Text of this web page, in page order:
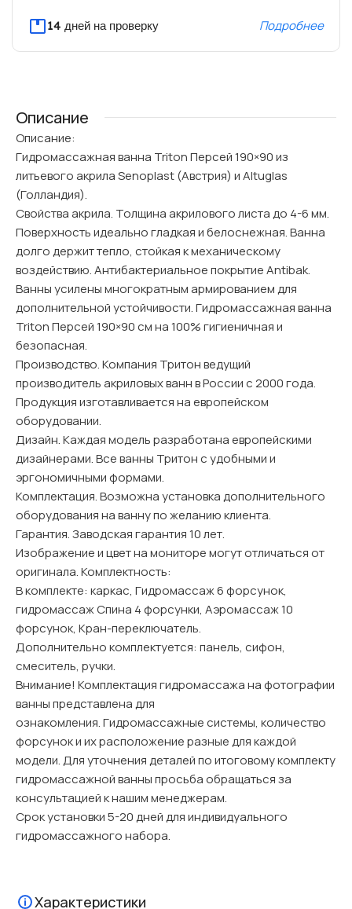
14 дней на проверку Подробнее
Описание
Описание:
Гидромассажная ванна Triton Персей 190×90 из
литьевого акрила Senoplast (Австрия) и Altuglas
(Голландия).
Свойства акрила. Толщина акрилового листа до 4-6 мм.
Поверхность идеально гладкая и белоснежная. Ванна
долго держит тепло, стойкая к механическому
воздействию. Антибактериальное покрытие Antibak.
Ванны усилены многократным армированием для
дополнительной устойчивости. Гидромассажная ванна
Triton Персей 190×90 см на 100% гигиеничная и
безопасная.
Производство. Компания Тритон ведущий
производитель акриловых ванн в России c 2000 года.
Продукция изготавливается на европейском
оборудовании.
Дизайн. Каждая модель разработана европейскими
дизайнерами. Все ванны Тритон с удобными и
эргономичными формами.
Комплектация. Возможна установка дополнительного
оборудования на ванну по желанию клиента.
Гарантия. Заводская гарантия 10 лет.
Изображение и цвет на мониторе могут отличаться от
оригинала. Комплектность:
В комплекте: каркас, Гидромассаж 6 форсунок,
гидромассаж Спина 4 форсунки, Аэромассаж 10
форсунок, Кран-переключатель.
Дополнительно комплектуется: панель, сифон,
смеситель, ручки.
Внимание! Комплектация гидромассажа на фотографии
ванны представлена для
ознакомления. Гидромассажные системы, количество
форсунок и их расположение разные для каждой
модели. Для уточнения деталей по итоговому комплекту
гидромассажной ванны просьба обращаться за
консультацией к нашим менеджерам.
Срок установки 5-20 дней для индивидуального
гидромассажного набора.
Характеристики